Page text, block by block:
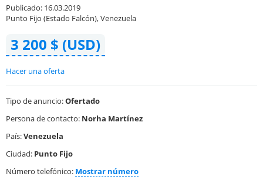
Publicado: 16.03.2019
Punto Fijo (Estado Falcón), Venezuela
3 200 $ (USD)
Hacer una oferta
Tipo de anuncio:Ofertado
Persona de contacto: Norha Martínez
País:Venezuela
Ciudad: Punto Fijo
Número telefónico: Mostrar número